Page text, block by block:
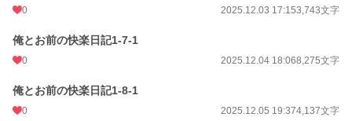
0 2025.12.03 17:153,743文字
俺とお前の快楽日記1-7-1
0 2025.12.04 18:068,275文字
俺とお前の快楽日記1-8-1
0 2025.12.05 19:374,137文字